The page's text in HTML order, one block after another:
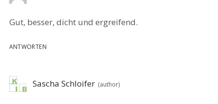
Gut, besser, dicht und ergreifend.
ANTWORTEN
Sascha Schloifer